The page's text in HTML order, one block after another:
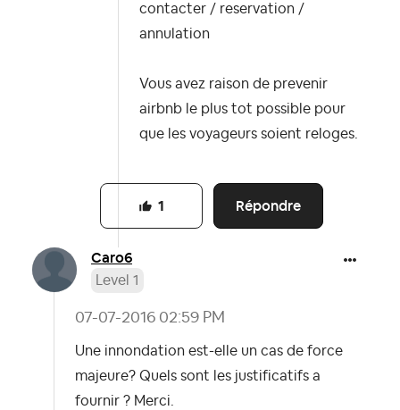
contacter / reservation /
annulation
Vous avez raison de prevenir
airbnb le plus tot possible pour
que les voyageurs soient reloges.
Répondre
1
Caro6
Level 1
‎07-07-2016 02:59 PM
Une innondation est-elle un cas de force
majeure? Quels sont les justificatifs a
fournir ? Merci.